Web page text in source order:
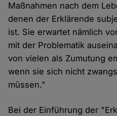
Maßnahmen nach dem
denen der Erklärende
ist. Sie erwartet nämlich
mit der Problematik
von vielen als Zumutung
wenn sie sich nicht
müssen."
Bei der Einführung der